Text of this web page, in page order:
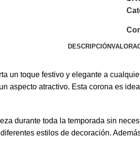
DESCRIPCIÓN
un toque festivo y elegante a
aspecto atractivo. Esta corona es
durante toda la temporada sin
estilos de decoración.